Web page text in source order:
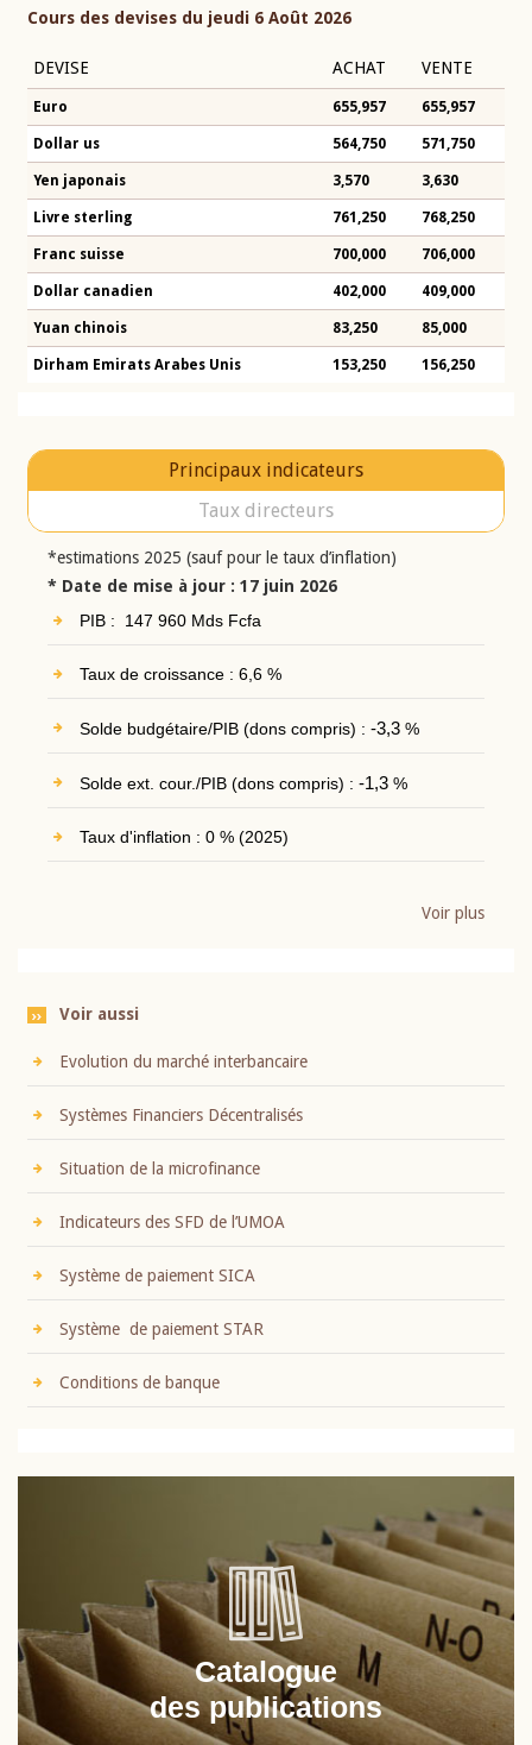
Cours des devises du jeudi 6 Août 2026
DEVISE ACHAT VENTE
Euro 655,957 655,957
Dollar us 564,750 571,750
Yen japonais 3,570 3,630
Livre sterling 761,250 768,250
Franc suisse 700,000 706,000
Dollar canadien 402,000 409,000
Yuan chinois 83,250 85,000
Dirham Emirats Arabes Unis 153,250 156,250
Principaux indicateurs
Taux directeurs
*estimations 2025 (sauf pour le taux d’inflation)
* Date de mise à jour : 17 juin 2026
PIB : 147 960 Mds Fcfa
Taux de croissance : 6,6 %
Solde budgétaire/PIB (dons compris) : -3,3%
Solde ext. cour./PIB (dons compris) : -1,3%
Taux d'inflation : 0 % (2025)
Voir plus
Voir aussi
Evolution du marché interbancaire
Systèmes Financiers Décentralisés
Situation de la microfinance
Indicateurs des SFD de l’UMOA
Système de paiement SICA
Système de paiement STAR
Conditions de banque
Catalogue
des publications